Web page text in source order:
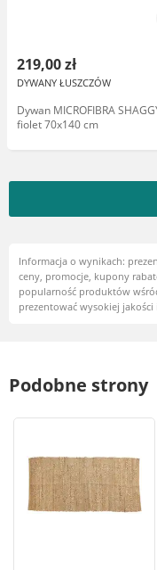
219,00 zł
DYWANY ŁUSZCZÓW
Dywan MICROFIBRA
fiolet 70x140 cm
Informacja o wynikach:
ceny, promocje, kupony
popularność produktów
prezentować wysokiej
Podobne strony